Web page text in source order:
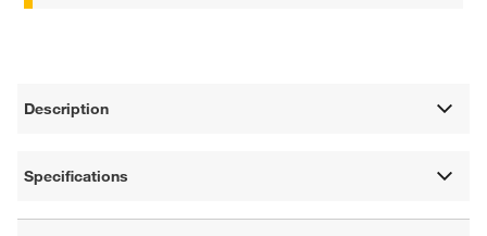
Description
Specifications